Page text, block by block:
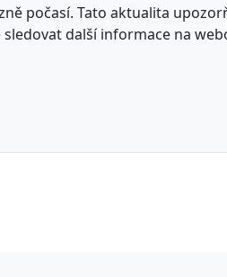
počasí. Tato aktualita
další informace na